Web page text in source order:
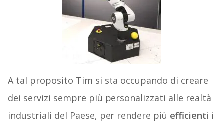
A tal proposito Tim si sta occupando di creare
dei servizi sempre più personalizzati alle realtà
industriali del Paese, per rendere più efficienti i